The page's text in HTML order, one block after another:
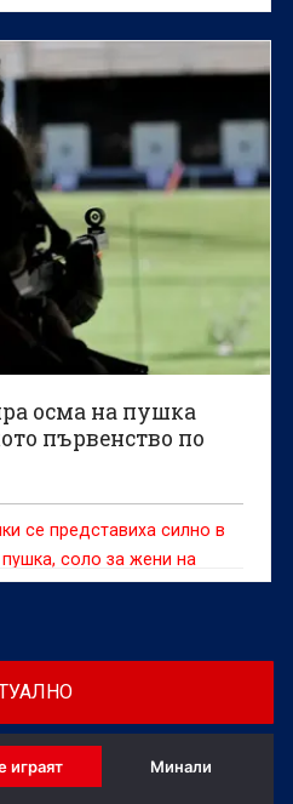
осма на пушка
първенство по
се представиха силно в
соло за жени на
до 23 години по спортна
играят Минали